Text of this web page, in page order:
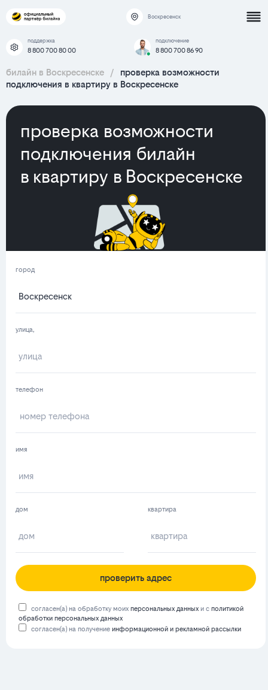
Воскресенск
поддержка
8 800 700 80 00
подключение
8 800 700 86 90
билайн в Воскресенске /
проверка возможности
подключения в квартиру в Воскресенске
проверка возможности
подключения билайн
в квартиру в Воскресенске
город
улица,
телефон
имя
дом квартира
проверить адрес
согласен(а) на обработку моих персональных данных и с политикой
обработки персональных данных
согласен(а) на получение информационной и рекламной рассылки